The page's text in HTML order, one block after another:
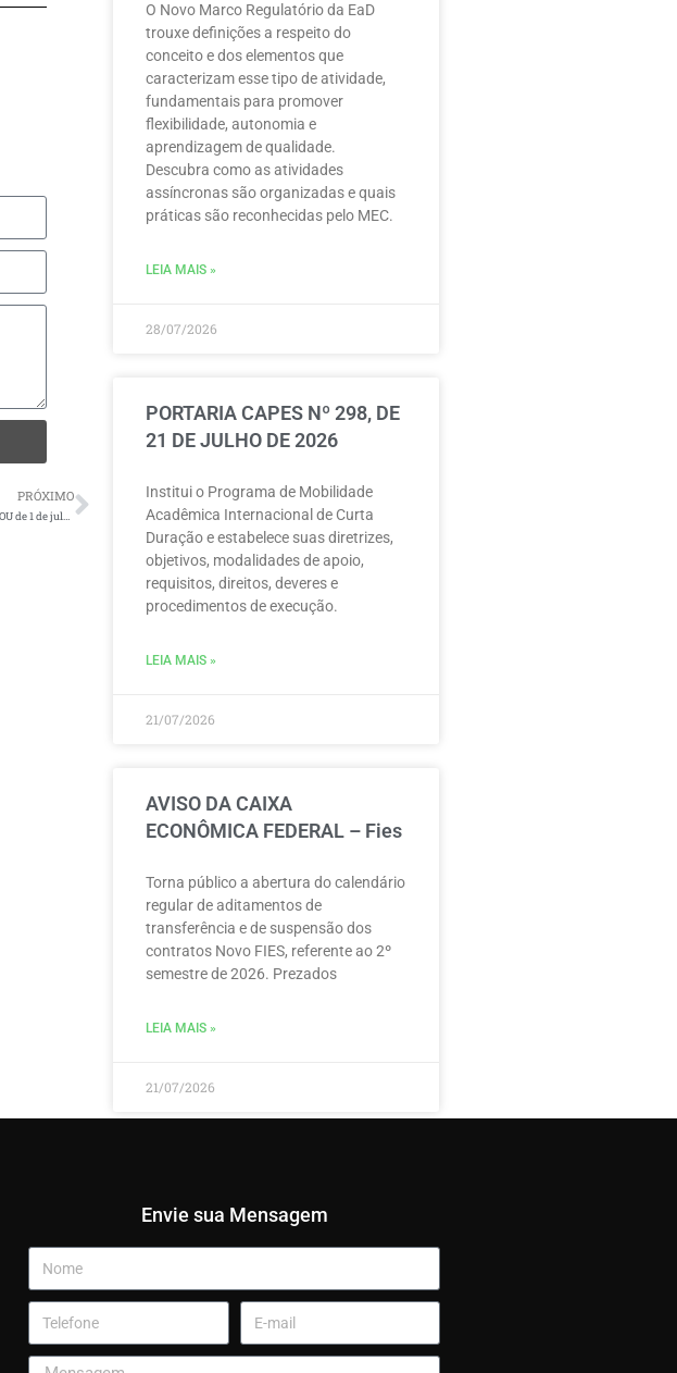
PRÓXIMO
RETIFICAÇÃO – Portaria nº 273, de 30 de junho de 2022, publicada no DOU de 1 de julho de 2022, Seção 1, página 199
O Novo Marco Regulatório da EaD
trouxe definições a respeito do
conceito e dos elementos que
caracterizam esse tipo de atividade,
fundamentais para promover
flexibilidade, autonomia e
aprendizagem de qualidade.
Descubra como as atividades
assíncronas são organizadas e quais
práticas são reconhecidas pelo MEC.
LEIA MAIS »
28/07/2026
PORTARIA CAPES Nº 298, DE
21 DE JULHO DE 2026
Institui o Programa de Mobilidade
Acadêmica Internacional de Curta
Duração e estabelece suas diretrizes,
objetivos, modalidades de apoio,
requisitos, direitos, deveres e
procedimentos de execução.
LEIA MAIS »
21/07/2026
AVISO DA CAIXA
ECONÔMICA FEDERAL – Fies
Torna público a abertura do calendário
regular de aditamentos de
transferência e de suspensão dos
contratos Novo FIES, referente ao 2º
semestre de 2026. Prezados
LEIA MAIS »
21/07/2026
Envie sua Mensagem